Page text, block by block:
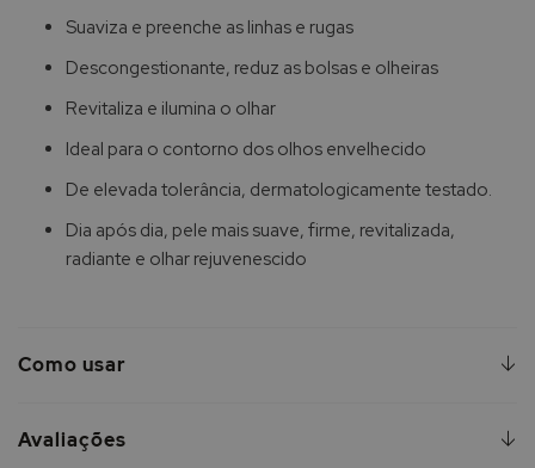
Suaviza e preenche as linhas e rugas
Descongestionante, reduz as bolsas e olheiras
Revitaliza e ilumina o olhar
Ideal para o contorno dos olhos envelhecido
De elevada tolerância, dermatologicamente testado.
Dia após dia, pele mais suave, firme, revitalizada,
radiante e olhar rejuvenescido
Como usar
Avaliações